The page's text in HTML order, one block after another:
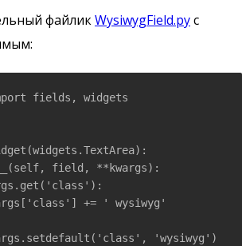
файликWysiwygField.pyс
fields, widgets
field, **kwargs):
+= ' wysiwyg'
'wysiwyg')